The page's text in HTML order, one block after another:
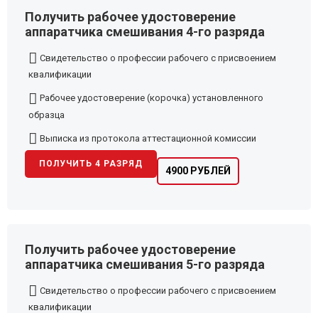
Получить рабочее удостоверение
аппаратчика смешивания 4-го разряда
Свидетельство о профессии рабочего с присвоением
квалификации
Рабочее удостоверение (корочка) установленного
образца
Выписка из протокола аттестационной комиссии
4900 РУБЛЕЙ
ПОЛУЧИТЬ 4 РАЗРЯД
Получить рабочее удостоверение
аппаратчика смешивания 5-го разряда
Свидетельство о профессии рабочего с присвоением
квалификации